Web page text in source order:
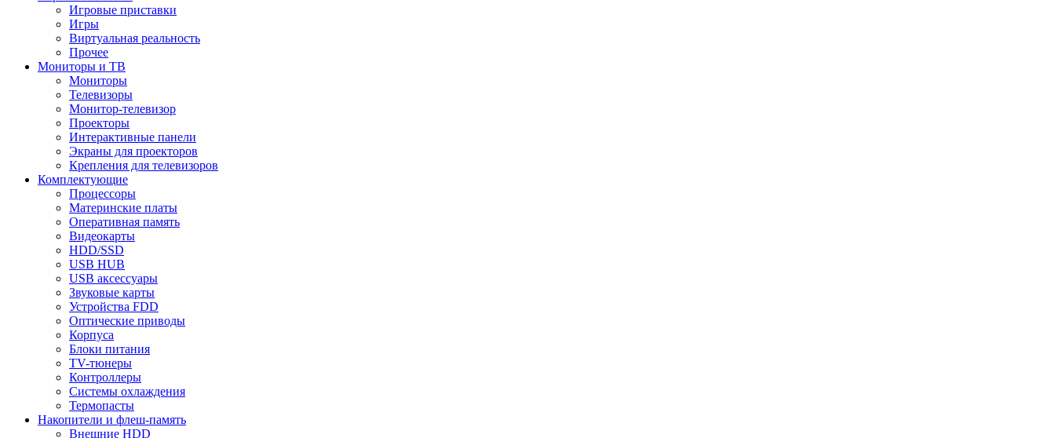
Игровые приставки
Игры
Виртуальная реальность
Прочее
Мониторы и ТВ
Мониторы
Телевизоры
Монитор-телевизор
Проекторы
Интерактивные панели
Экраны для проекторов
Крепления для телевизоров
Комплектующие
Процессоры
Материнские платы
Оперативная память
Видеокарты
HDD/SSD
USB HUB
USB аксессуары
Звуковые карты
Устройства FDD
Оптические приводы
Корпуса
Блоки питания
TV-тюнеры
Контроллеры
Системы охлаждения
Термопасты
Накопители и флеш-память
Внешние HDD